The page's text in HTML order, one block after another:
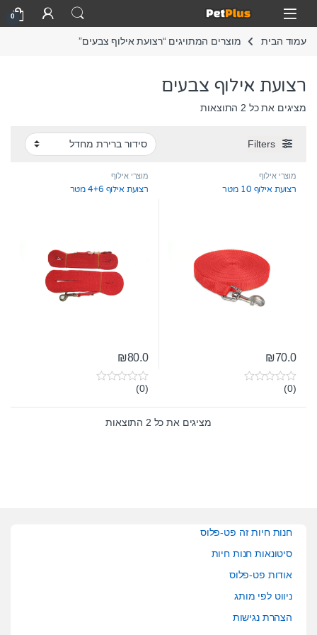
Skip to navigation
Skip to content
Open
0
עמוד הבית מוצרים המתויגים “רצועת אילוף צבעים”
רצועת אילוף צבעים
מציגים את כל ⁦2⁩ התוצאות
Filters
מוצרי אילוף
רצועת אילוף 10 מטר
₪70.0
0
u
(0)
מוצרי אילוף
רצועת אילוף 4+6 מטר
₪80.0
0
u
t
(0)
מציגים את כל ⁦2⁩ התוצאות
חנות חיות זה פט-פלוס
סיטונאות חנות חיות
אודות פט-פלוס
ניווט לפי מותג
הצהרת נגישות